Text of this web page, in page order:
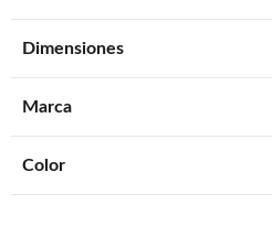
Dimensiones
Marca
Color